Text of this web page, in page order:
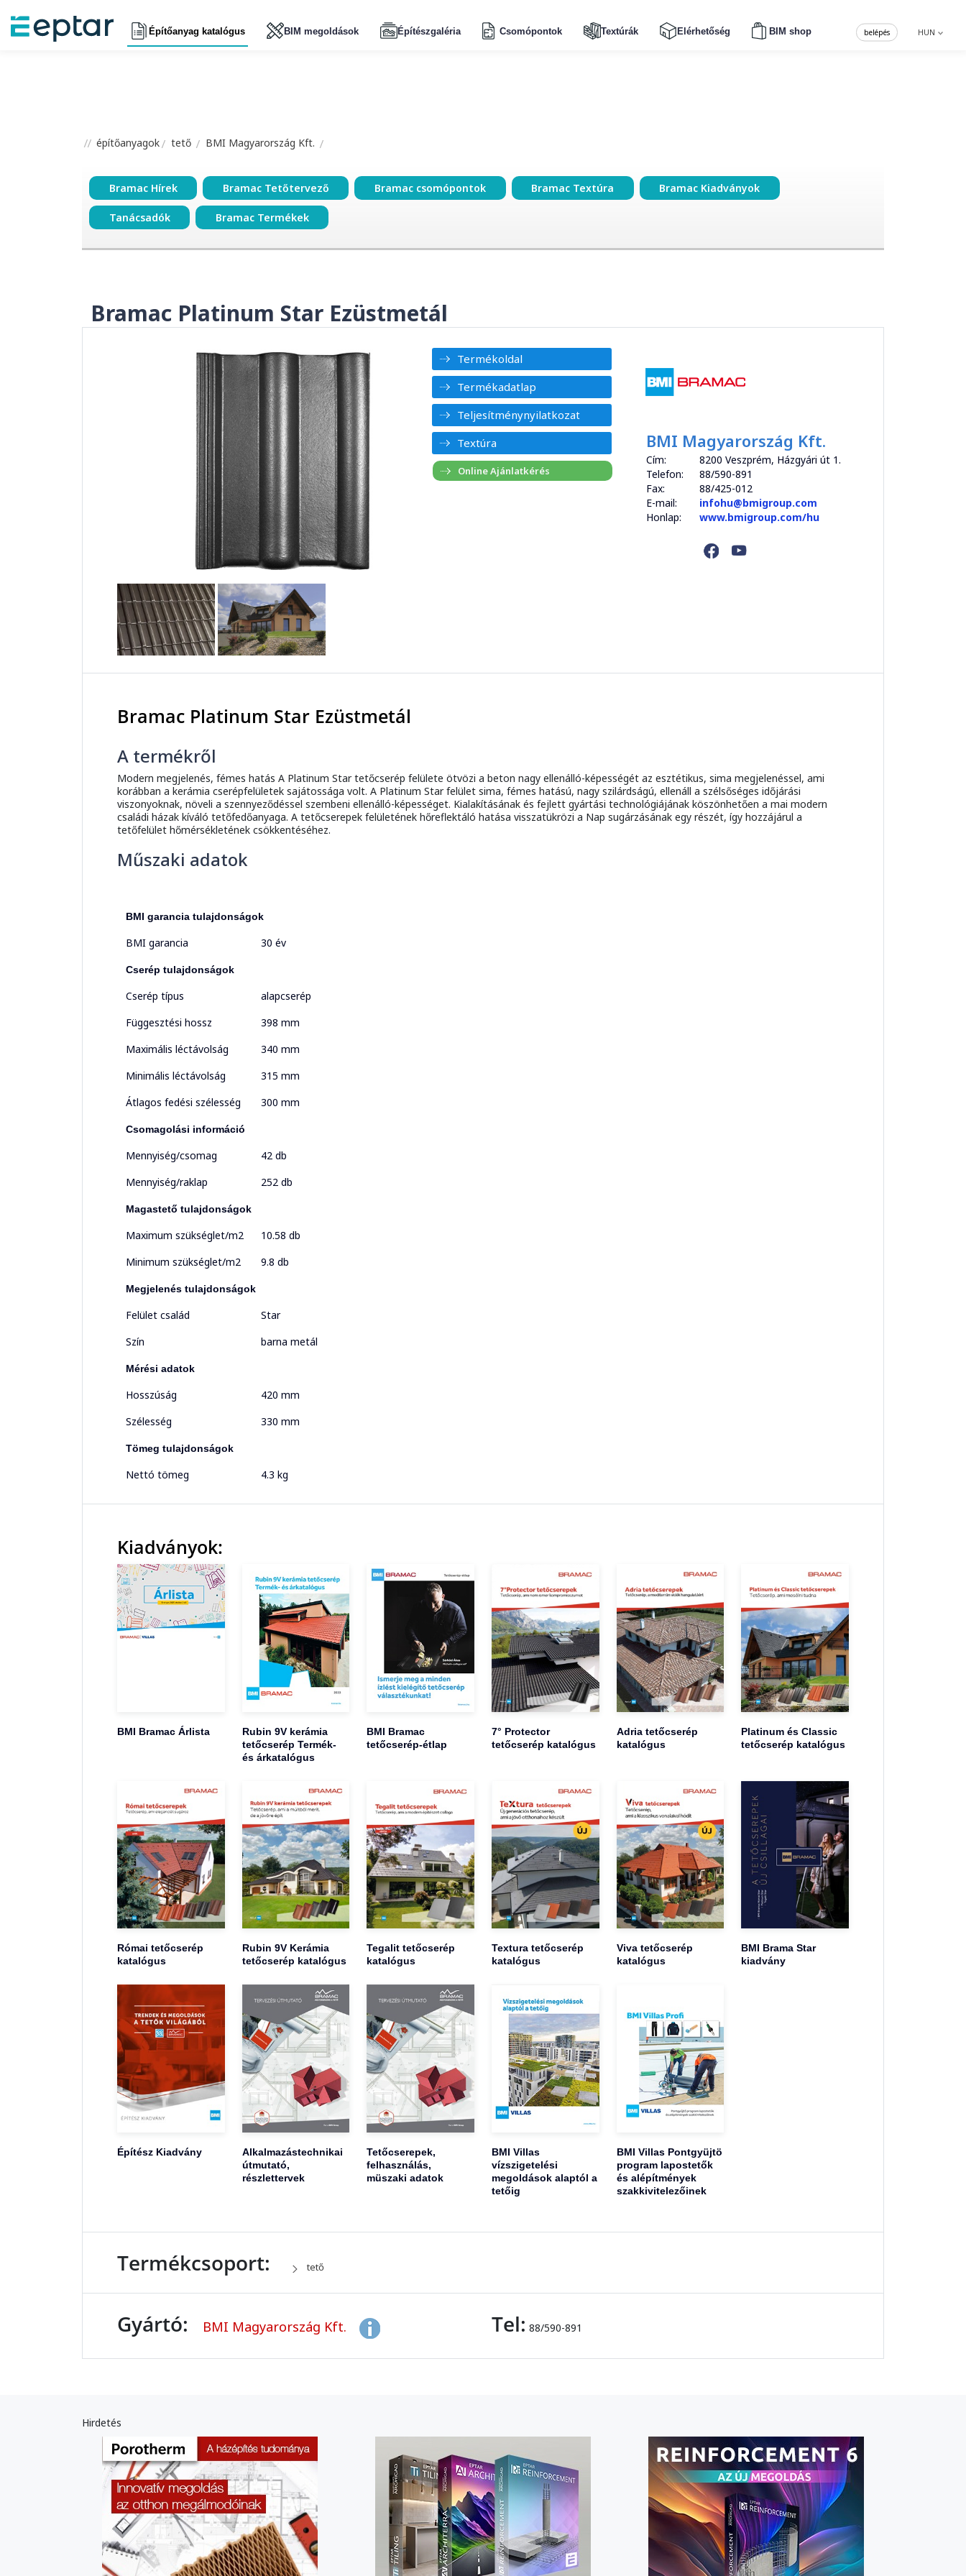
Építőanyag katalógus BIM megoldások Építészgaléria Csomópontok Textúrák Elérhetőség BIM shop HUN
belépés
építőanyagok tető BMI Magyarország Kft.
Bramac Hírek Bramac Tetőtervező Bramac csomópontok Bramac Textúra Bramac Kiadványok
Tanácsadók Bramac Termékek
Bramac Platinum Star Ezüstmetál
Termékoldal
Termékadatlap
Teljesítménynyilatkozat
Textúra
BMI Magyarország Kft.
Cím:
8200 Veszprém, Házgyári út 1.
Telefon:
88/590-891
Fax:
88/425-012
E-mail:
infohu@bmigroup.com
Honlap:
www.bmigroup.com/hu
Bramac Platinum Star Ezüstmetál
A termékről
Modern megjelenés, fémes hatás A Platinum Star tetőcserép felülete ötvözi a beton nagy ellenálló-képességét az esztétikus, sima megjelenéssel, ami
korábban a kerámia cserépfelületek sajátossága volt. A Platinum Star felület sima, fémes hatású, nagy szilárdságú, ellenáll a szélsőséges időjárási
viszonyoknak, növeli a szennyeződéssel szembeni ellenálló-képességet. Kialakításának és fejlett gyártási technológiájának köszönhetően a mai modern
családi házak kíváló tetőfedőanyaga. A tetőcserepek felületének hőreflektáló hatása visszatükrözi a Nap sugárzásának egy részét, így hozzájárul a
tetőfelület hőmérsékletének csökkentéséhez.
Műszaki adatok
BMI garancia tulajdonságok
BMI garancia 30 év
Cserép tulajdonságok
Cserép típus
alapcserép
Függesztési hossz
398 mm
Maximális léctávolság
340 mm
Minimális léctávolság
315 mm
Átlagos fedési szélesség
300 mm
Csomagolási információ
Mennyiség/csomag
42 db
Mennyiség/raklap
252 db
Magastető tulajdonságok
Maximum szükséglet/m2
10.58 db
Minimum szükséglet/m2
9.8 db
Megjelenés tulajdonságok
Felület család
Star
Szín
barna metál
Mérési adatok
Hosszúság
420 mm
Szélesség
330 mm
Tömeg tulajdonságok
Nettó tömeg 4.3 kg
Kiadványok:
BMI Bramac Árlista
Rubin 9V kerámia
tetőcserép Termék-
és árkatalógus
BMI Bramac
tetőcserép-étlap
7° Protector
tetőcserép katalógus
Adria tetőcserép
katalógus
Platinum és Classic
tetőcserép katalógus
Római tetőcserép
katalógus
Rubin 9V Kerámia
tetőcserép katalógus
Tegalit tetőcserép
katalógus
Textura tetőcserép
katalógus
Viva tetőcserép
katalógus
BMI Brama Star
kiadvány
Építész Kiadvány
Alkalmazástechnikai
útmutató,
részlettervek
Tetőcserepek,
felhasználás,
müszaki adatok
BMI Villas
vízszigetelési
megoldások alaptól a
tetőig
BMI Villas Pontgyüjtö
program lapostetők
és alépítmények
szakkivitelezőinek
Termékcsoport: tető
Gyártó: BMI Magyarország Kft. Tel: 88/590-891
Hirdetés